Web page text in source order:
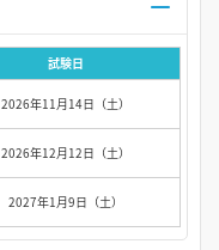
試験日
2026年11月14日（土）
2026年12月12日（土）
2027年1月9日（土）